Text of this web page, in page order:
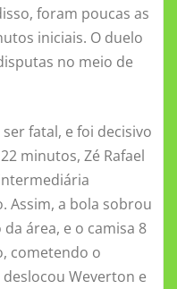
foram poucas as
iniciais. O duelo
no meio de
fatal, e foi decisivo
minutos, Zé Rafael
Assim, a bola sobrou
área, e o camisa 8
cometendo o
Weverton e